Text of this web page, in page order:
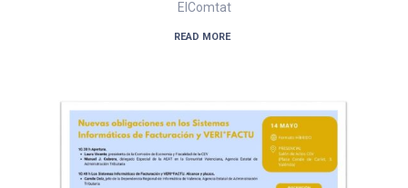
ElComtat
READ MORE